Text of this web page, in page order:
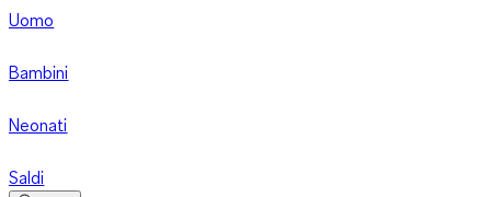
Uomo
Bambini
Neonati
Saldi